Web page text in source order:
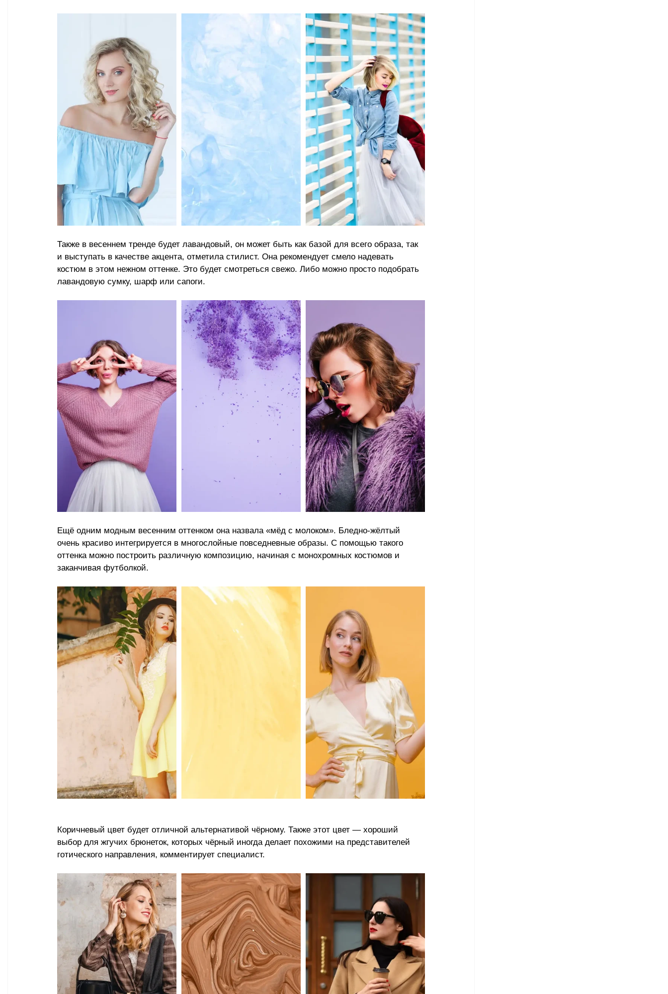
Также в весеннем тренде будет лавандовый, он может быть как базой для всего образа, так
и выступать в качестве акцента, отметила стилист. Она рекомендует смело надевать
костюм в этом нежном оттенке. Это будет смотреться свежо. Либо можно просто подобрать
лавандовую сумку, шарф или сапоги.
Ещё одним модным весенним оттенком она назвала «мёд с молоком». Бледно-жёлтый
очень красиво интегрируется в многослойные повседневные образы. С помощью такого
оттенка можно построить различную композицию, начиная с монохромных костюмов и
заканчивая футболкой.
Коричневый цвет будет отличной альтернативой чёрному. Также этот цвет — хороший
выбор для жгучих брюнеток, которых чёрный иногда делает похожими на представителей
готического направления, комментирует специалист.